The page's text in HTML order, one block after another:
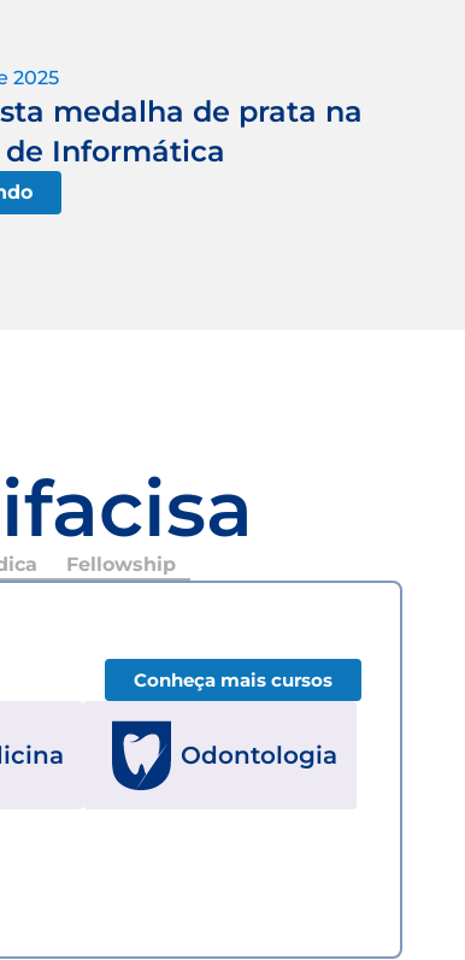
2025
medalha de prata na
Informática
Fellowship
Conheça mais cursos
Odontologia